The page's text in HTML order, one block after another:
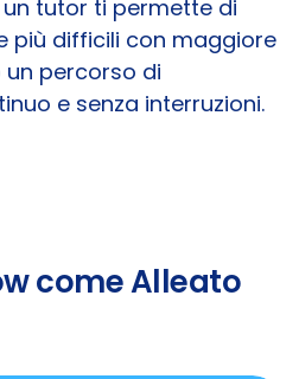
tutor ti permette di
più difficili con maggiore
percorso di
e senza interruzioni.
come Alleato